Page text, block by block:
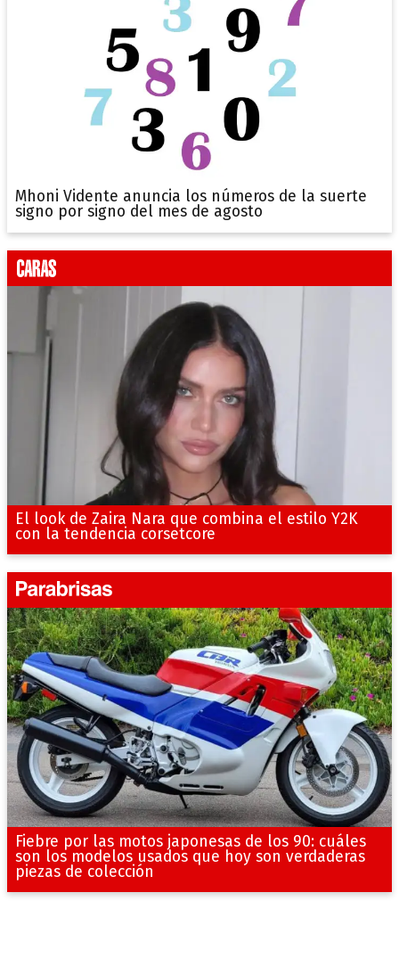
Mhoni Vidente anuncia los números de la suerte
signo por signo del mes de agosto
El look de Zaira Nara que combina el estilo Y2K
con la tendencia corsetcore
Fiebre por las motos japonesas de los 90: cuáles
son los modelos usados que hoy son verdaderas
piezas de colección